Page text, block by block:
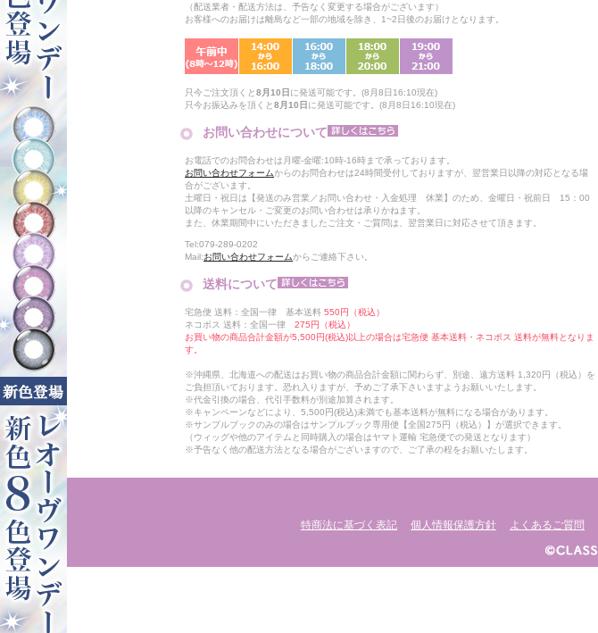
（配送業者・配送方法は、予告なく変更する場合がございます）
お客様へのお届けは離島など一部の地域を除き、1~2日後のお届けとなります。
只今ご注文頂くと8月10日 に発送可能です。(8月8日16:10現在)
只今お振込みを頂くと8月10日 に発送可能です。(8月8日16:10現在)
お問い合わせについて
お電話でのお問合わせは月曜-金曜:10時-16時まで承っております。
お問い合わせフォームからのお問合わせは24時間受付しておりますが、翌営業日以降の対応となる場
合がございます。
土曜日・祝日は【発送のみ営業／お問い合わせ・入金処理 休業】のため、金曜日・祝前日 15：00
以降のキャンセル・ご変更のお問い合わせは承りかねます。
また、休業期間中にいただきましたご注文・ご質問は、翌営業日に対応させて頂きます。
Tel:079-289-0202
Mail:お問い合わせフォームからご連絡下さい。
送料について
宅急便 送料：全国一律 基本送料 550円（税込）
ネコポス 送料：全国一律 275円（税込）
お買い物の商品合計金額が5,500円(税込)以上の場合は宅急便 基本送料・ネコポス 送料が無料となりま
す。
※沖縄県、北海道への配送はお買い物の商品合計金額に関わらず、別途、遠方送料 1,320円（税込）を
ご負担頂いております。恐れ入りますが、予めご了承下さいますようお願いいたします。
※代金引換の場合、代引手数料が別途加算されます。
※キャンペーンなどにより、5,500円(税込)未満でも基本送料が無料になる場合があります。
※サンプルブックのみの場合はサンプルブック専用便【全国275円（税込）】が選択できます。
（ウィッグや他のアイテムと同時購入の場合はヤマト運輸 宅急便での発送となります）
※予告なく他の配送方法となる場合がございますので、ご了承の程をお願いたします。
特商法に基づく表記 個人情報保護方針 よくあるご質問